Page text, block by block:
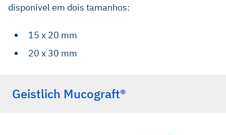
disponível em dois tamanhos:
15 x 20 mm
20 x 30 mm
Geistlich Mucograft®